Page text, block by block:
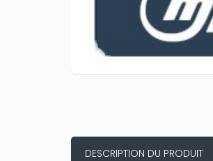
DESCRIPTION DU PRODUIT